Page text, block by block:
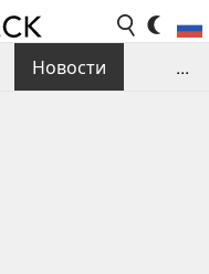
Новости
...